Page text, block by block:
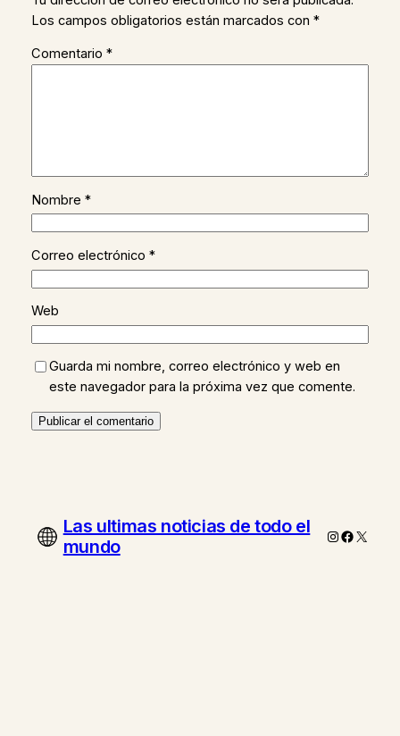
Los campos obligatorios están marcados con *
Comentario *
Nombre *
Correo electrónico *
Web
Guarda mi nombre, correo electrónico y web en
este navegador para la próxima vez que comente.
Las ultimas noticias de todo el
mundo
Instagram
X